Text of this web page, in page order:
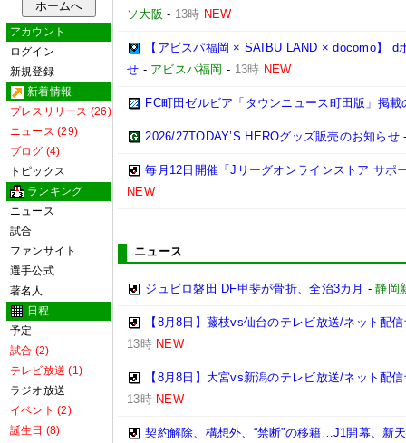
アカウント
ログイン
新規登録
新着情報
プレスリリース (26)
ニュース (29)
ブログ (4)
トピックス
ランキング
ニュース
試合
ファンサイト
選手公式
著名人
日程
予定
試合 (2)
テレビ放送 (1)
ラジオ放送
イベント (2)
誕生日 (8)
ソ大阪 - 13時 NEW
【アビスパ福岡 × SAIBU LAND × docomo】
せ - アビスパ福岡 - 13時 NEW
FC町田ゼルビア「タウンニュース町田版」掲載
2026/27TODAY’S HEROグッズ販売のお知らせ
毎月12日開催「Jリーグオンラインストア サポ
NEW
ニュース
ジュビロ磐田 DF甲斐が骨折、全治3カ月 -静岡
【8月8日】藤枝vs仙台のテレビ放送/ネット配
13時 NEW
【8月8日】大宮vs新潟のテレビ放送/ネット配
13時 NEW
契約解除、構想外、“禁断”の移籍…J1開幕、新